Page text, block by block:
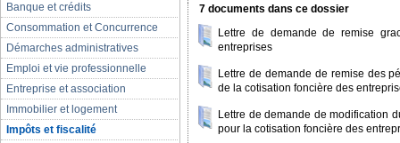
Banque et crédits
Consommation et Concurrence
Démarches administratives
Emploi et vie professionnelle
Entreprise et association
Immobilier et logement
Impôts et fiscalité
7 documents dans ce dossier
Lettre de demande de remise
entreprises
Lettre de demande de remise des
de la cotisation foncière des
Lettre de demande de modification
pour la cotisation foncière des